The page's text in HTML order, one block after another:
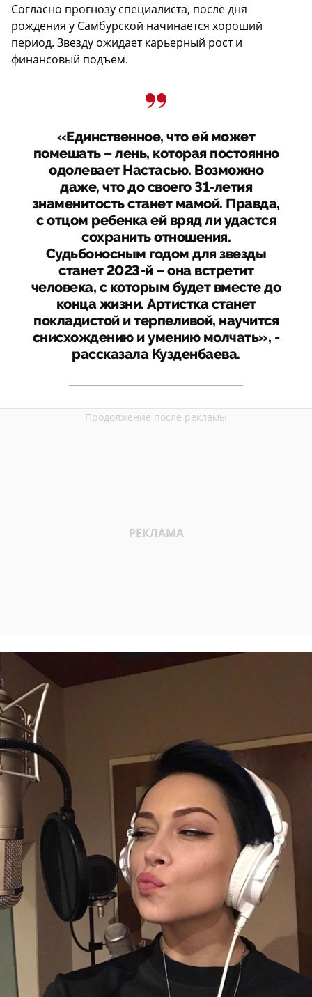
Согласно прогнозу специалиста, после дня
рождения у Самбурской начинается хороший
период. Звезду ожидает карьерный рост и
финансовый подъем.
«Единственное, что ей может
помешать – лень, которая постоянно
одолевает Настасью. Возможно
даже, что до своего 31-летия
знаменитость станет мамой. Правда,
с отцом ребенка ей вряд ли удастся
сохранить отношения.
Судьбоносным годом для звезды
станет 2023-й – она встретит
человека, с которым будет вместе до
конца жизни. Артистка станет
покладистой и терпеливой, научится
снисхождению и умению молчать», -
рассказала Кузденбаева.